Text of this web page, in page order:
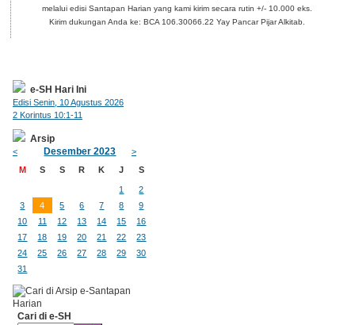
melalui edisi Santapan Harian yang kami kirim secara rutin +/- 10.000 eks.
Kirim dukungan Anda ke: BCA 106.30066.22 Yay Pancar Pijar Alkitab.
e-SH Hari Ini
Edisi Senin, 10 Agustus 2026
2 Korintus 10:1-11
Arsip
< Desember 2023
>
M
S S R K J S
1
2
3
4 5 6 7 8
9
10
11 12 13 14 15
16
17
18 19 20 21 22
23
24
25 26 27 28 29
30
31
Cari di e-SH